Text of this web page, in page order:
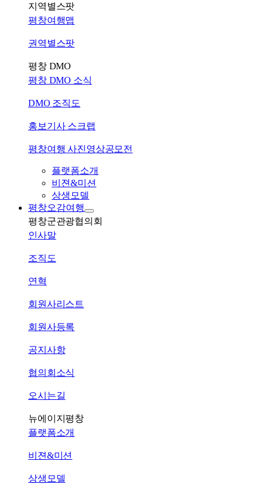
지역별스팟
평창여행맵
권역별스팟
평창 DMO
평창 DMO 소식
DMO 조직도
홍보기사 스크랩
평창여행 사진영상공모전
플랫폼소개
비젼&미션
상생모델
평창오감여행
평창군관광협의회
인사말
조직도
연혁
회원사리스트
회원사등록
공지사항
협의회소식
오시는길
뉴에이지평창
플랫폼소개
비젼&미션
상생모델